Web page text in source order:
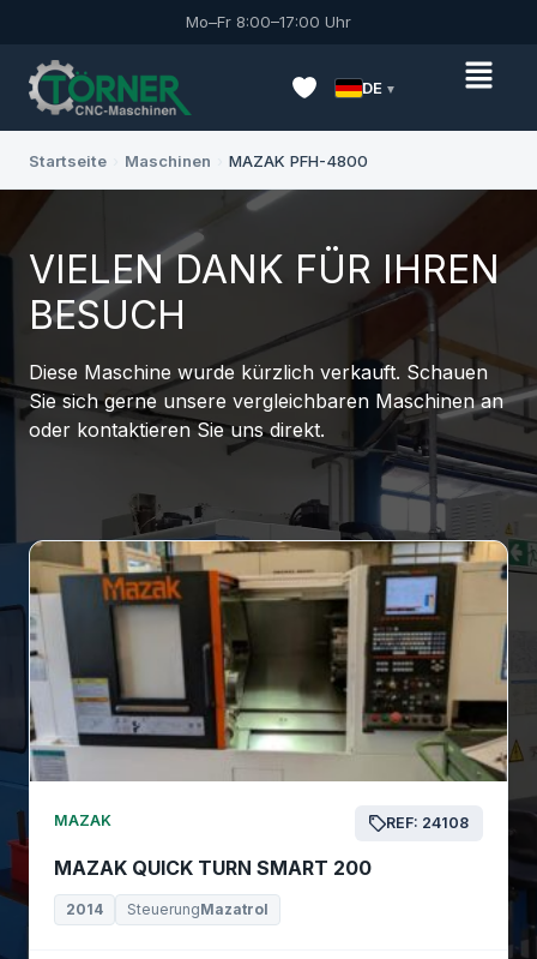
Mo–Fr 8:00–17:00 Uhr
DE
Startseite Maschinen MAZAK PFH-4800
VIELEN DANK FÜR IHREN
BESUCH
Diese Maschine wurde kürzlich verkauft. Schauen
Sie sich gerne unsere vergleichbaren Maschinen an
oder kontaktieren Sie uns direkt.
MAZAK REF: 24108
MAZAK QUICK TURN SMART 200
2014 SteuerungMazatrol